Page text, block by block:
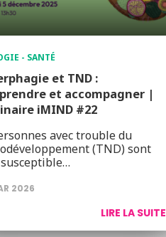
- SANTÉ
et TND :
et accompagner |
iMIND #22
avec trouble du
(TND) sont
2026
LIRE LA SUITE